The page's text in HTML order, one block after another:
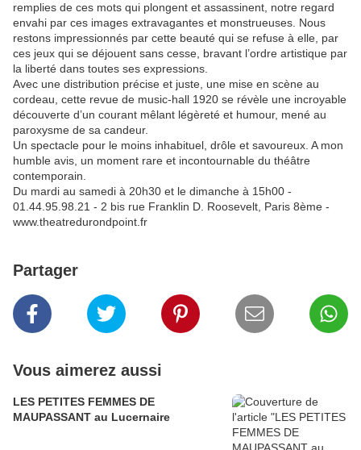
remplies de ces mots qui plongent et assassinent, notre regard
envahi par ces images extravagantes et monstrueuses. Nous
restons impressionnés par cette beauté qui se refuse à elle, par
ces jeux qui se déjouent sans cesse, bravant l’ordre artistique par
la liberté dans toutes ses expressions.
Avec une distribution précise et juste, une mise en scène au
cordeau, cette revue de music-hall 1920 se révèle une incroyable
découverte d’un courant mêlant légèreté et humour, mené au
paroxysme de sa candeur.
Un spectacle pour le moins inhabituel, drôle et savoureux. A mon
humble avis, un moment rare et incontournable du théâtre
contemporain.
Du mardi au samedi à 20h30 et le dimanche à 15h00 -
01.44.95.98.21 - 2 bis rue Franklin D. Roosevelt, Paris 8ème -
www.theatredurondpoint.fr
Partager
Vous aimerez aussi
LES PETITES FEMMES DE
MAUPASSANT au Lucernaire